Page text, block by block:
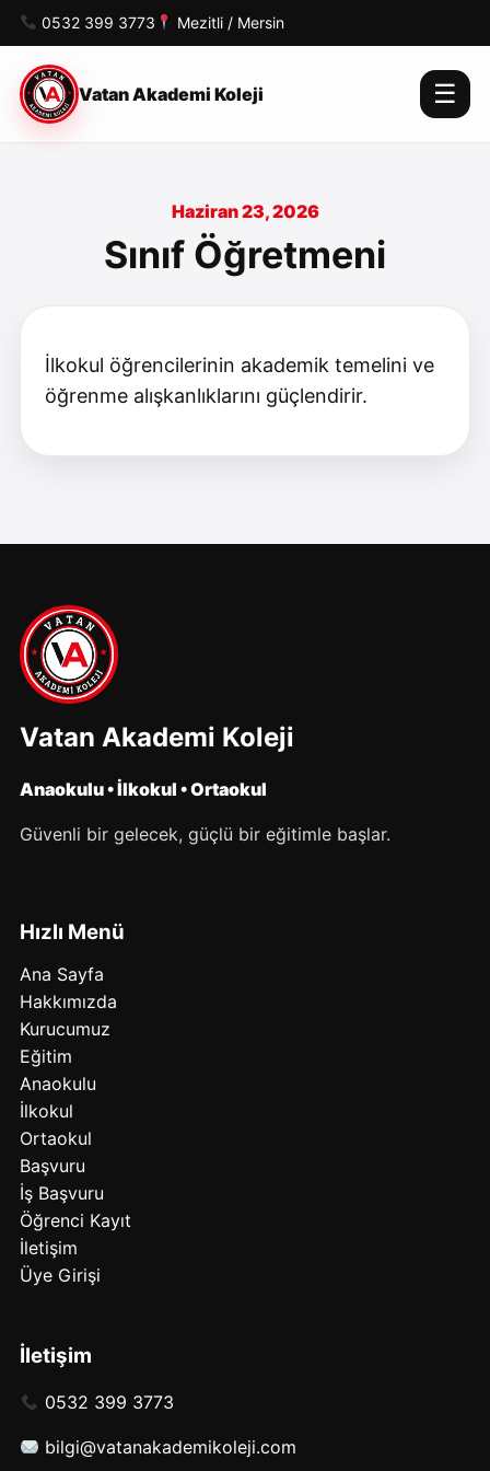
0532 399 3773 Mezitli / Mersin
Vatan Akademi Koleji ☰
Haziran 23, 2026
Sınıf Öğretmeni
İlkokul öğrencilerinin akademik temelini ve
öğrenme alışkanlıklarını güçlendirir.
Vatan Akademi Koleji
Anaokulu • İlkokul • Ortaokul
Güvenli bir gelecek, güçlü bir eğitimle başlar.
Hızlı Menü
Ana Sayfa
Hakkımızda
Kurucumuz
Eğitim
Anaokulu
İlkokul
Ortaokul
Başvuru
İş Başvuru
Öğrenci Kayıt
İletişim
Üye Girişi
İletişim
0532 399 3773
bilgi@vatanakademikoleji.com